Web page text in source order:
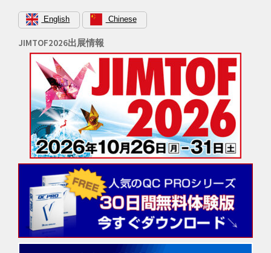
English Chinese
JIMTOF2026出展情報